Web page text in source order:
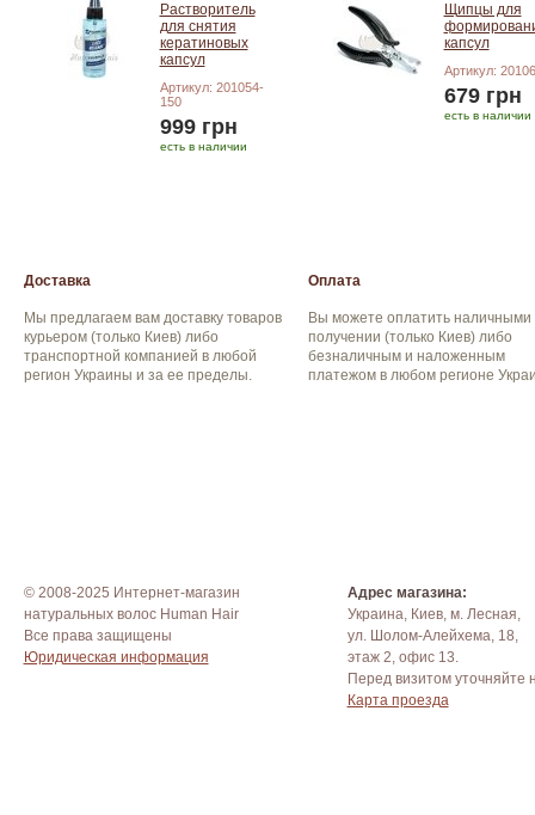
Растворитель
для снятия
кератиновых
капсул
Артикул: 201054-
150
999 грн
есть в наличии
Щипцы для
капсул
Артикул:
679 грн
есть в наличии
Доставка
Мы предлагаем вам доставку товаров
курьером (только Киев) либо
транспортной компанией в любой
регион Украины и за ее пределы.
Оплата
Вы можете оплатить наличными
получении (только Киев) либо
безналичным и наложенным
платежом в любом регионе
© 2008-2025 Интернет-магазин
натуральных волос Human Hair
Все права защищены
Юридическая информация
Адрес магазина:
Украина, Киев, м. Лесная,
ул. Шолом-Алейхема, 18,
этаж 2, офис 13.
Перед визитом уточняйте
Карта проезда